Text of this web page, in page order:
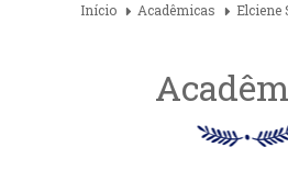
Início Acadêmicas Elciene